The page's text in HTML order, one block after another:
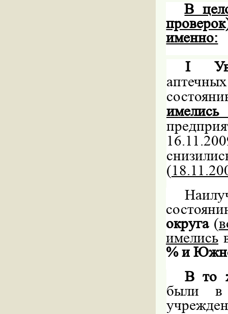
В
именно:
I
(
округа (
имелись
% и
В то
были